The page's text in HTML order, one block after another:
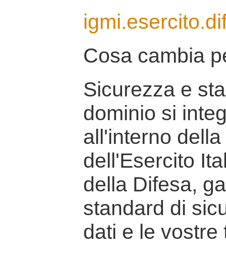
Cosa cambia
Sicurezza e
dominio si
all'interno
dell'Esercito
della Difesa,
standard di
dati e le vostre